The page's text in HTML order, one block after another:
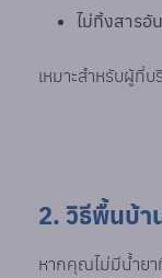
ไม่ทิ้งสารอั
เหมาะสำหรับผู้ที่
2. วิธีพื้นบ้า
หากคุณไม่มีน้ำยา